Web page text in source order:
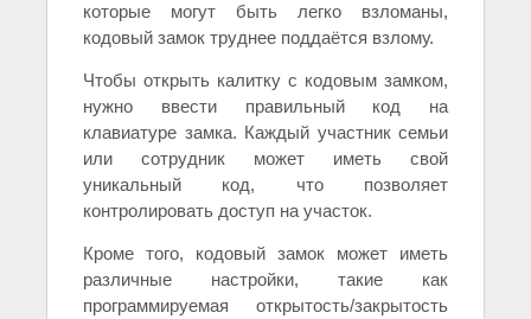
которые могут быть легко взломаны,
кодовый замок труднее поддаётся взлому.
Чтобы открыть калитку с кодовым замком,
нужно ввести правильный код на
клавиатуре замка. Каждый участник семьи
или сотрудник может иметь свой
уникальный код, что позволяет
контролировать доступ на участок.
Кроме того, кодовый замок может иметь
различные настройки, такие как
программируемая открытость/закрытость